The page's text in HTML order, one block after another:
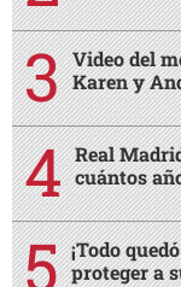
Video del
Karen y
Real
cuántos
¡Todo
proteger a